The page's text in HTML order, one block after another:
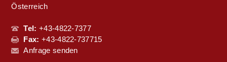
Österreich
Tel: +43-4822-7377
Fax: +43-4822-737715
Anfrage senden